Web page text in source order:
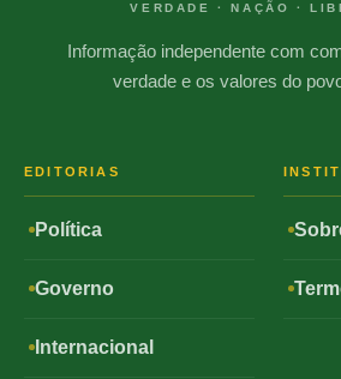
VERDADE · NAÇÃO ·
Informação independente com
verdade e os valores do
EDITORIAS
Política
Governo
Internacional